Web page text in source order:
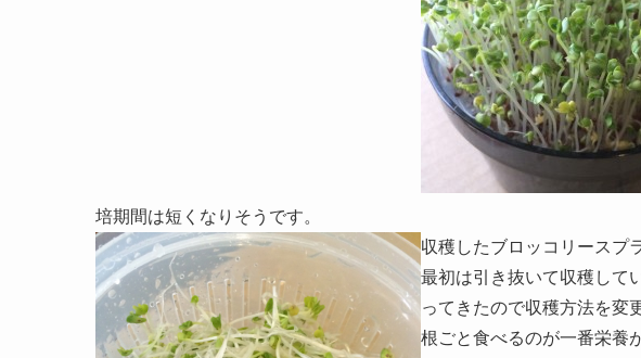
培期間は短くなりそうです。
収穫したブロッコリースプ
最初は引き抜いて収穫して
ってきたので収穫方法を変
根ごと食べるのが一番栄養